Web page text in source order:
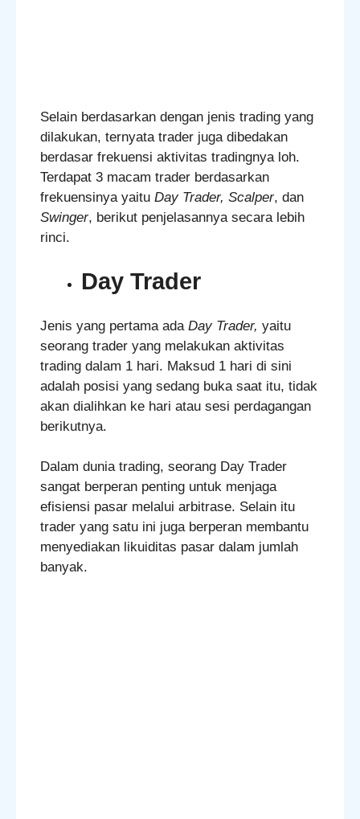
Selain berdasarkan dengan jenis trading yang
dilakukan, ternyata trader juga dibedakan
berdasar frekuensi aktivitas tradingnya loh.
Terdapat 3 macam trader berdasarkan
frekuensinya yaitu Day Trader, Scalper, dan
Swinger, berikut penjelasannya secara lebih
rinci.
Day Trader
Jenis yang pertama ada Day Trader, yaitu
seorang trader yang melakukan aktivitas
trading dalam 1 hari. Maksud 1 hari di sini
adalah posisi yang sedang buka saat itu, tidak
akan dialihkan ke hari atau sesi perdagangan
berikutnya.
Dalam dunia trading, seorang Day Trader
sangat berperan penting untuk menjaga
efisiensi pasar melalui arbitrase. Selain itu
trader yang satu ini juga berperan membantu
menyediakan likuiditas pasar dalam jumlah
banyak.